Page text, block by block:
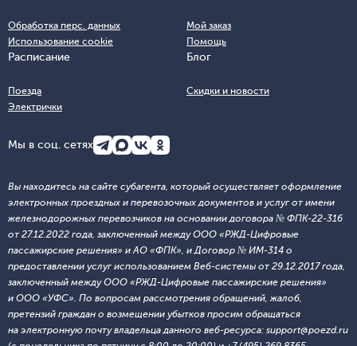
Обработка перс. данных
Использование cookie
Мой заказ
Помощь
Расписание
Поезда
Электрички
Блог
Скидки и новости
Мы в соц. сетях
Вы находитесь на сайте субагента, который осуществляет оформление
электронных проездных и перевозочных документов и услуг от имени
железнодорожных перевозчиков на основании договора № ФПК-22-316
от 27.12.2022 года, заключенный между ООО «РЖД-Цифровые
пассажирские решения» и АО «ФПК», и Договор № ИМ-314 о
предоставлении услуг использованием Веб-системы от 29.12.2017 года,
заключенный между ООО «РЖД-Цифровые пассажирские решения»
и ООО «УФС». По вопросам рассмотрения обращений, жалоб,
претензий граждан о возмещении убытков просим обращаться
на электронную почту владельца данного веб-ресурса: support@poezd.ru